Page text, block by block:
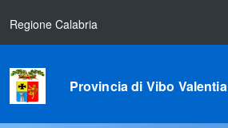
Regione Calabria
Provincia di Vibo Valentia